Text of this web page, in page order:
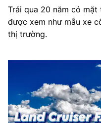
Trải qua 20 năm có mặt
được xem như mẫu xe
thị trường.